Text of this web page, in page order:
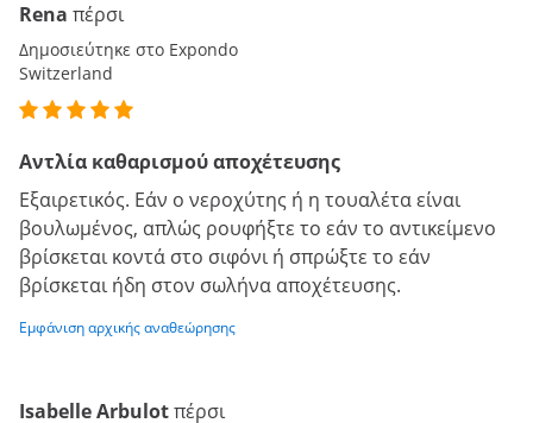
Rena πέρσι
Δημοσιεύτηκε στο Expondo
Switzerland
Αντλία καθαρισμού αποχέτευσης
Εξαιρετικός. Εάν ο νεροχύτης ή η τουαλέτα είναι
βουλωμένος, απλώς ρουφήξτε το εάν το αντικείμενο
βρίσκεται κοντά στο σιφόνι ή σπρώξτε το εάν
βρίσκεται ήδη στον σωλήνα αποχέτευσης.
Εμφάνιση αρχικής αναθεώρησης
Isabelle Arbulotπέρσι